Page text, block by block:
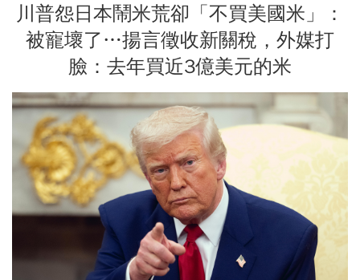
川普怨日本鬧米荒卻「不買美國米」：
被寵壞了…揚言徵收新關稅，外媒打
臉：去年買近3億美元的米